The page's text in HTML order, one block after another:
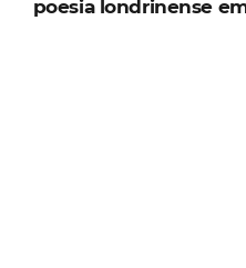
poesia londrinense